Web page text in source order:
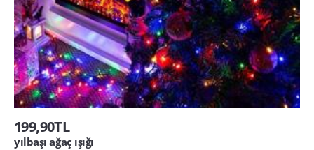
199,90TL
yılbaşı ağaç ışığı